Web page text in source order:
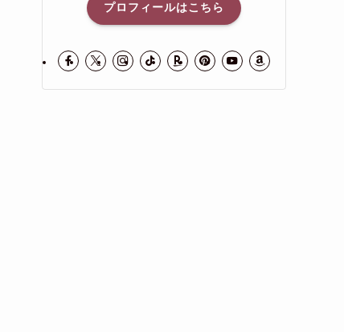
プロフィールはこちら